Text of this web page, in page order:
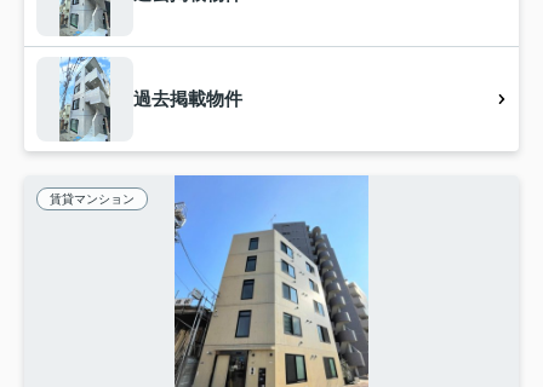
過去掲載物件
賃貸マンション